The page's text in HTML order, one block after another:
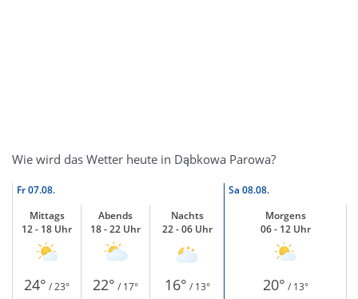
Wie wird das Wetter heute in Dąbkowa Parowa?
Fr07.08. Sa 08.08.
Mittags
12 - 18 Uhr
Abends
18 - 22 Uhr
Nachts
22 - 06 Uhr
Morgens
06 - 12 Uhr
24° / 23° 22° / 17° 16° / 13° 20° / 13°